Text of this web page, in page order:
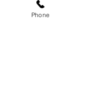
Far
Phone